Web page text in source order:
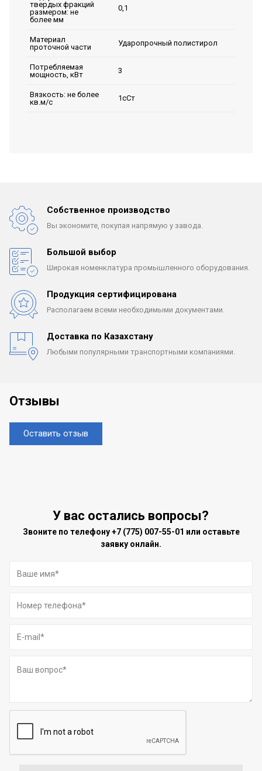
твердых фракций
размером: не
более мм
0,1
Материал
проточной части
Ударопрочный полистирол
Потребляемая
мощность, кВт
3
Вязкость: не более
кв.м/с
1сСт
Собственное производство
Вы экономите, покупая напрямую у завода.
Большой выбор
Широкая номенклатура промышленного оборудования.
Продукция сертифицирована
Располагаем всеми необходимыми документами.
Доставка по Казахстану
Любыми популярными транспортными компаниями.
Отзывы
Оставить отзыв
У вас остались вопросы?
Звоните по телефону+7 (775) 007-55-01 или оставьте
заявку онлайн.